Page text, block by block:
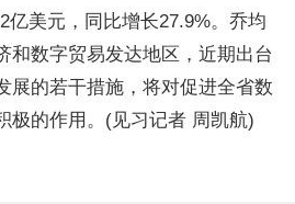
亿美元，同比增长27.9%。乔均
和数字贸易发达地区，近期出台
展的若干措施，将对促进全省数
极的作用。(见习记者 周凯航)